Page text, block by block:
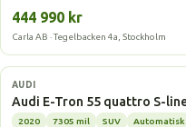
444 990 kr
Carla AB · Tegelbacken 4a, Stockholm
Elbil
AUDI
Audi E-Tron 55 quattro S-
2020 7305 mil SUV Automatisk